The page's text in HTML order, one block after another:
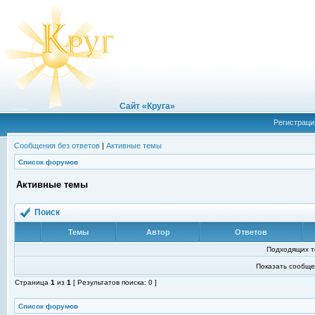
Сайт «Круга»
Сообщения без ответов | Активные темы
Список форумов
Активные темы
Поиск
Темы Автор Ответов
Подходящих
Показать
Страница 1 из 1 [ Результатов поиска: 0 ]
Список форумов